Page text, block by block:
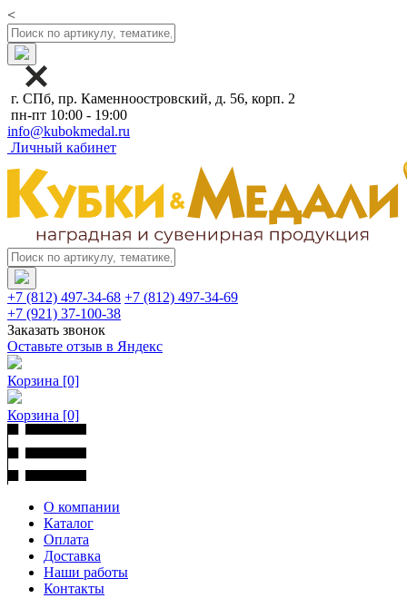
<
г. СПб, пр. Каменноостровский, д. 56, корп. 2
пн-пт 10:00 - 19:00
info@kubokmedal.ru
Личный кабинет
+7 (812) 497-34-68 +7 (812) 497-34-69
+7 (921) 37-100-38
Заказать звонок
Оставьте отзыв в Яндекс
Корзина [0]
Корзина [0]
О компании
Каталог
Оплата
Доставка
Наши работы
Контакты